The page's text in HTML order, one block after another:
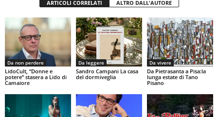
ARTICOLI CORRELATI ALTRO DALL'AUTORE
Da non perdere
LidoCult, “Donne e
potere” stasera a Lido di
Camaiore
Da leggere
Sandro Campani La casa
del dormiveglia
Da vivere
Da Pietrasanta a Pisa:la
lunga estate di Tano
Pisano